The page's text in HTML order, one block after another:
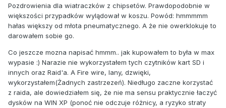
Pozdrowienia dla wiatraczków z chipsetów. Prawdopodobnie w
większości przypadków wylądował w koszu. Powód: hmmmmm
hałas większy od młota pneumatycznego. A że nie owerklokuje to
darowałem sobie go.
Co jeszcze mozna napisać hmmm.. jak kupowałem to była w max
wypasie :) Narazie nie wykorzystałem tych czytników kart SD i
innych oraz Raid'a. A Fire wire, lany, dzwięki,
wykorzystałem(Żadnych zastrzezeń). Niedługo zaczne korzystać
z raida, ale dowiedziałem się, że nie ma sensu praktycznie łaczyć
dysków na WIN XP (ponoć nie odczuje różnicy, a ryzyko straty